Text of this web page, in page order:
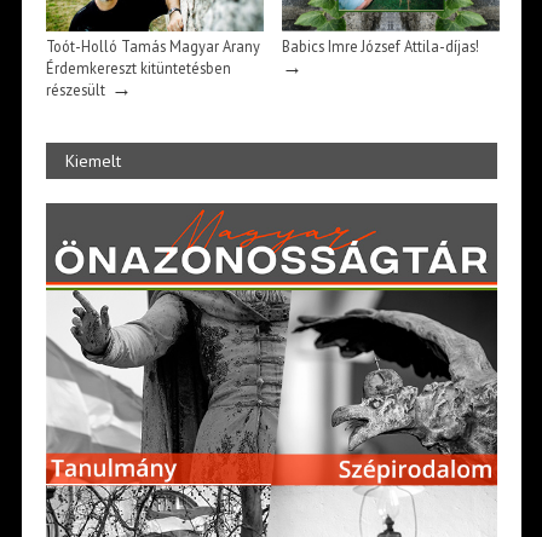
Toót-Holló Tamás Magyar Arany
Érdemkereszt kitüntetésben
részesült→
Babics Imre József Attila-díjas!
→
Kiemelt